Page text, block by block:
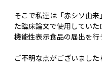
そこで私達は「赤シソ由
た臨床論文で使用していた
機能性表示食品の届出を行
ご不明な点がございました